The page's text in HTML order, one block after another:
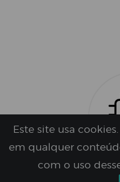
Este site usa
em qualquer
com o uso